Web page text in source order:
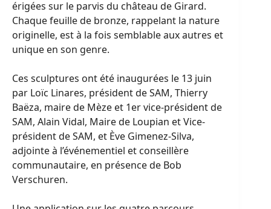
érigées sur le parvis du château de Girard.
Chaque feuille de bronze, rappelant la nature
originelle, est à la fois semblable aux autres et
unique en son genre.
Ces sculptures ont été inaugurées le 13 juin
par Loïc Linares, président de SAM, Thierry
Baëza, maire de Mèze et 1er vice-président de
SAM, Alain Vidal, Maire de Loupian et Vice-
président de SAM, et Ève Gimenez-Silva,
adjointe à l’événementiel et conseillère
communautaire, en présence de Bob
Verschuren.